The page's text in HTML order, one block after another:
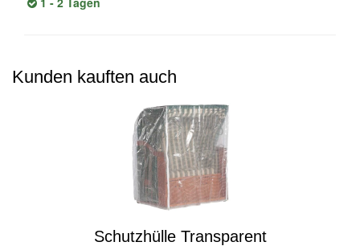
Kunden kauften auch
Schutzhülle Transparent